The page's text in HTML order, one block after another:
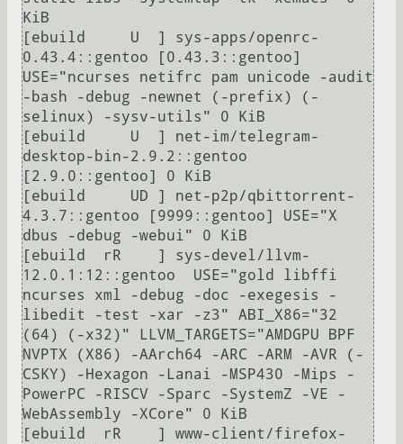
KiB
[ebuild     U  ] sys-apps/openrc-
0.43.4::gentoo [0.43.3::gentoo]
USE="ncurses netifrc pam unicode -audit
-bash -debug -newnet (-prefix) (-
selinux) -sysv-utils" 0 KiB
[ebuild     U  ] net-im/telegram-
desktop-bin-2.9.2::gentoo
[2.9.0::gentoo] 0 KiB
[ebuild     UD ] net-p2p/qbittorrent-
4.3.7::gentoo [9999::gentoo] USE="X
dbus -debug -webui" 0 KiB
[ebuild  rR    ] sys-devel/llvm-
12.0.1:12::gentoo  USE="gold libffi
ncurses xml -debug -doc -exegesis -
libedit -test -xar -z3" ABI_X86="32
(64) (-x32)" LLVM_TARGETS="AMDGPU BPF
NVPTX (X86) -AArch64 -ARC -ARM -AVR (-
CSKY) -Hexagon -Lanai -MSP430 -Mips -
PowerPC -RISCV -Sparc -SystemZ -VE -
WebAssembly -XCore" 0 KiB
[ebuild  rR    ] www-client/firefox-